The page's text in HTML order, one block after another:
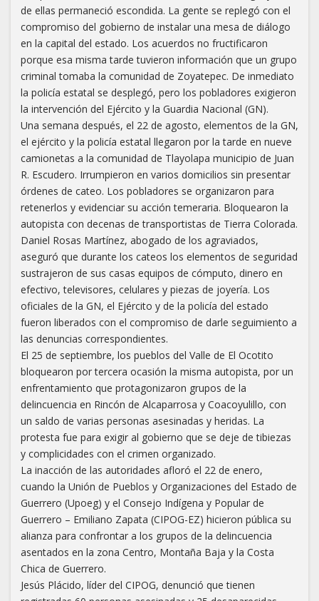
de ellas permaneció escondida. La gente se replegó con el
compromiso del gobierno de instalar una mesa de diálogo
en la capital del estado. Los acuerdos no fructificaron
porque esa misma tarde tuvieron información que un grupo
criminal tomaba la comunidad de Zoyatepec. De inmediato
la policía estatal se desplegó, pero los pobladores exigieron
la intervención del Ejército y la Guardia Nacional (GN).
Una semana después, el 22 de agosto, elementos de la GN,
el ejército y la policía estatal llegaron por la tarde en nueve
camionetas a la comunidad de Tlayolapa municipio de Juan
R. Escudero. Irrumpieron en varios domicilios sin presentar
órdenes de cateo. Los pobladores se organizaron para
retenerlos y evidenciar su acción temeraria. Bloquearon la
autopista con decenas de transportistas de Tierra Colorada.
Daniel Rosas Martínez, abogado de los agraviados,
aseguró que durante los cateos los elementos de seguridad
sustrajeron de sus casas equipos de cómputo, dinero en
efectivo, televisores, celulares y piezas de joyería. Los
oficiales de la GN, el Ejército y de la policía del estado
fueron liberados con el compromiso de darle seguimiento a
las denuncias correspondientes.
El 25 de septiembre, los pueblos del Valle de El Ocotito
bloquearon por tercera ocasión la misma autopista, por un
enfrentamiento que protagonizaron grupos de la
delincuencia en Rincón de Alcaparrosa y Coacoyulillo, con
un saldo de varias personas asesinadas y heridas. La
protesta fue para exigir al gobierno que se deje de tibiezas
y complicidades con el crimen organizado.
La inacción de las autoridades afloró el 22 de enero,
cuando la Unión de Pueblos y Organizaciones del Estado de
Guerrero (Upoeg) y el Consejo Indígena y Popular de
Guerrero – Emiliano Zapata (CIPOG-EZ) hicieron pública su
alianza para confrontar a los grupos de la delincuencia
asentados en la zona Centro, Montaña Baja y la Costa
Chica de Guerrero.
Jesús Plácido, líder del CIPOG, denunció que tienen